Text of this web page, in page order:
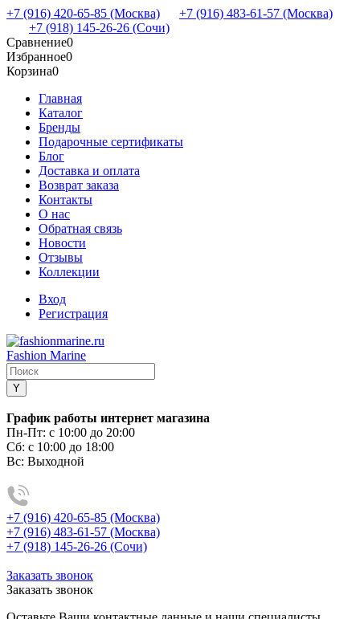
+7 (916) 420-65-85 (Москва)
+7 (916) 483-61-57 (Москва)
+7 (918) 145-26-26 (Сочи)
Сравнение0
Избранное0
Корзина0
Главная
Каталог
Бренды
Подарочные сертификаты
Блог
Доставка и оплата
Возврат заказа
Контакты
О нас
Обратная связь
Новости
Отзывы
Коллекции
Вход
Регистрация
Fashion Marine
График работы интернет магазина
Пн-Пт: с 10:00 до 20:00
Сб: с 10:00 до 18:00
Вс: Выходной
+7 (916) 420-65-85 (Москва)
+7 (916) 483-61-57 (Москва)
+7 (918) 145-26-26 (Сочи)
Заказать звонок
Заказать звонок